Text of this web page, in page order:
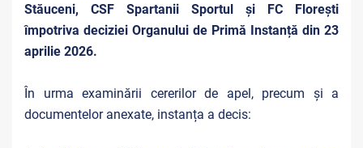
Stăuceni, CSF Spartanii Sportul și FC Florești
împotriva deciziei Organului de Primă Instanță din 23
aprilie 2026.
În urma examinării cererilor de apel, precum și a
documentelor anexate, instanța a decis: